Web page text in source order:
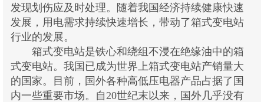
发现划伤应及时处理。随着我国经济持续健康快速
发展，用电需求持续快速增长，带动了箱式变电站
行业的发展。
箱式变电站是铁心和绕组不浸在绝缘油中的箱
式变电站。我国已成为世界上箱式变电站产销量大
的国家。目前，国外各种高低压电器产品占据了国
内一些重要市场。自20世纪末以来，国外几乎没有